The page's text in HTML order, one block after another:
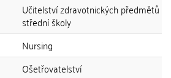
Učitelství zdravotnických předmětů
střední školy
Nursing
Ošetřovatelství